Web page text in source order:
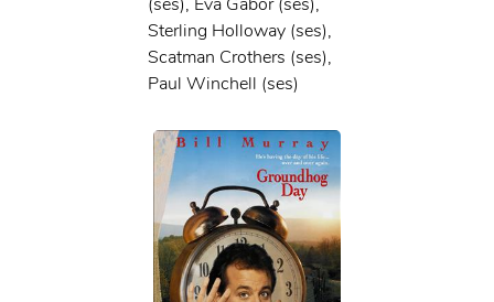
Sterling Holloway (ses),
Scatman Crothers (ses),
Paul Winchell (ses)